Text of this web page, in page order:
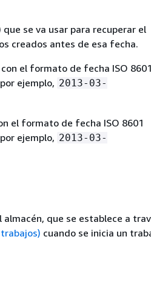
se va usar para recuperar el
creados antes de esa fecha.
el formato de fecha ISO 8601
ejemplo, 2013-03-
el formato de fecha ISO 8601
ejemplo, 2013-03-
que se establece a
cuando se inicia un